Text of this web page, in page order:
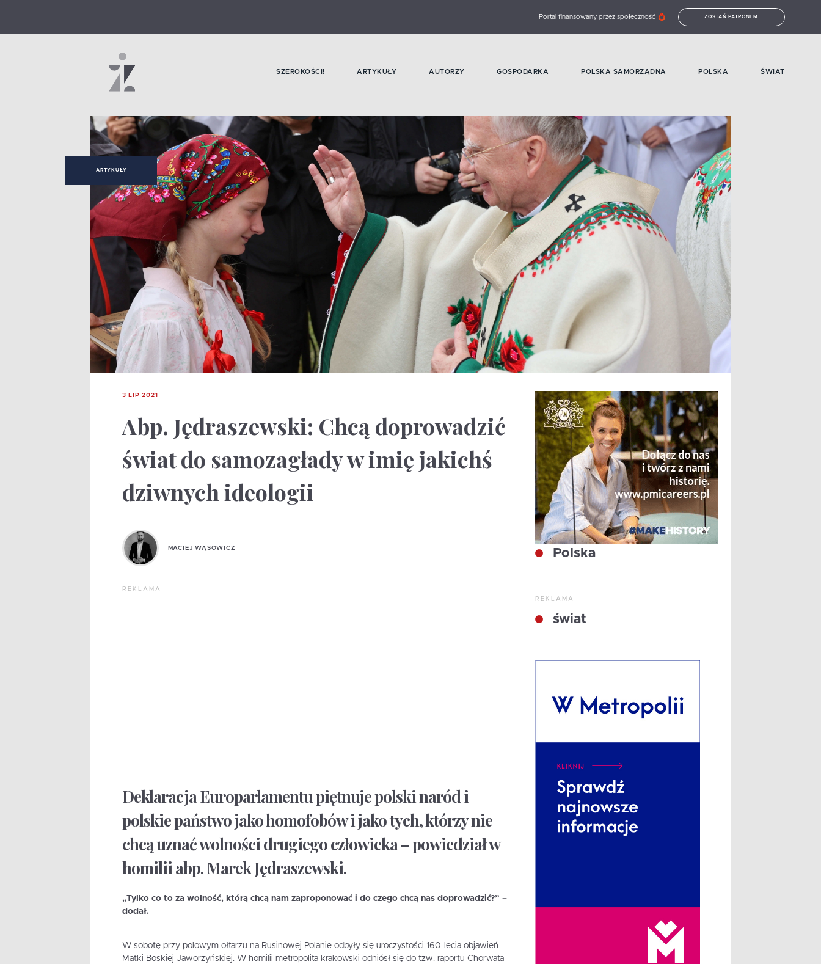
Portal finansowany przez społeczność ZOSTAŃ PATRONEM
SZEROKOŚCI! ARTYKUŁY AUTORZY GOSPODARKA POLSKA SAMORZĄDNA POLSKA ŚWIAT
ARTYKUŁY
3 LIP 2021
Abp. Jędraszewski: Chcą doprowadzić
świat do samozagłady w imię jakichś
dziwnych ideologii
MACIEJ WĄSOWICZ
REKLAMA
Deklaracja Europarlamentu piętnuje polski naród i
polskie państwo jako homofobów i jako tych, którzy nie
chcą uznać wolności drugiego człowieka – powiedział w
homilii abp. Marek Jędraszewski.
„Tylko co to za wolność, którą chcą nam zaproponować i do czego chcą nas doprowadzić?” –
dodał.
W sobotę przy polowym ołtarzu na Rusinowej Polanie odbyły się uroczystości 160-lecia objawień
Matki Boskiej Jaworzyńskiej. W homilii metropolita krakowski odniósł się do tzw. raportu Chorwata
Polska
REKLAMA
świat